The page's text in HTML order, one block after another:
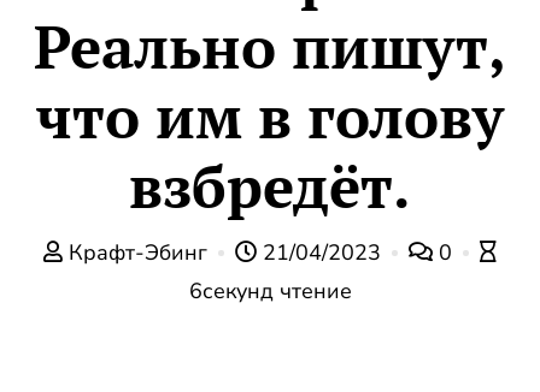
Реально пишут,
что им в голову
взбредёт.
Крафт-Эбинг 21/04/2023
0
6секунд чтение